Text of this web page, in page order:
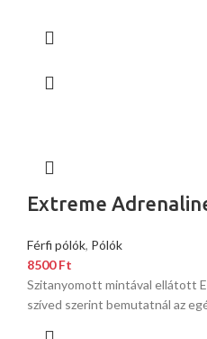
Extreme
Férfi pólók, Pólók
8500Ft
Szitanyomott mintával ellátott
szíved szerint bemutatnál az